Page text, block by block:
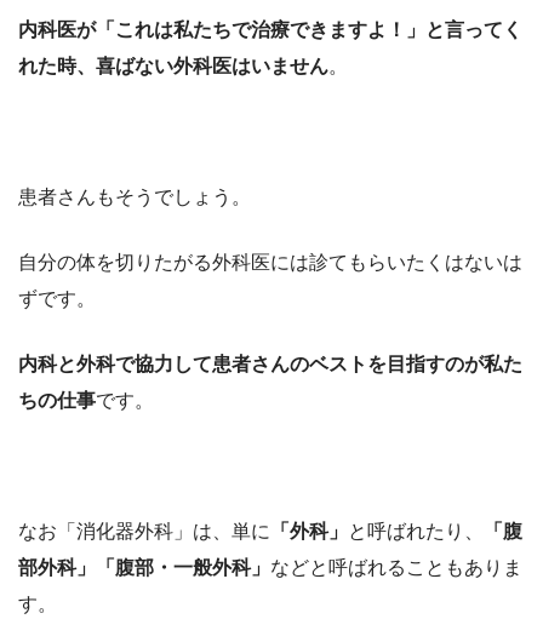
内科医が「これは私たちで治療できますよ！」と言ってく
れた時、喜ばない外科医はいません。
患者さんもそうでしょう。
自分の体を切りたがる外科医には診てもらいたくはないは
ずです。
内科と外科で協力して患者さんのベストを目指すのが私た
ちの仕事です。
なお「消化器外科」は、単に 「外科」 と呼ばれたり、
「腹
部外科」「腹部・一般外科」 などと呼ばれることもありま
す。